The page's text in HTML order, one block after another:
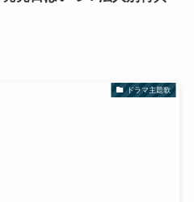
ドラマ主題歌